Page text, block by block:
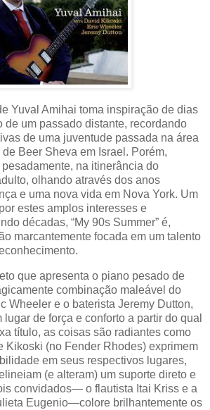
Yuval Amihai toma inspiração de dias
de um passado distante, recordando
de uma juventude passada na área
Beer Sheva em Israel. Porém,
na itinerância do
olhando através dos anos
e uma nova vida em Nova York. Um
estes amplos interesses e
décadas, “My 90s Summer” é,
marcantemente focada em um talento
que apresenta o piano pesado de
combinação maleável do
Wheeler e o baterista Jeremy Dutton,
de força e conforto a partir do qual
título, as coisas são radiantes como
Kikoski (no Fender Rhodes) exprimem
em seus respectivos lugares,
(e alteram) um suporte direto e
convidados— o flautista Itai Kriss e a
Eugenio—colore brilhantemente os